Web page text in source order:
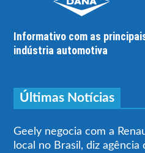
Informativo com as
indústria automotiva
Últimas Notícias
Geely negocia com a
local no Brasil, diz agência